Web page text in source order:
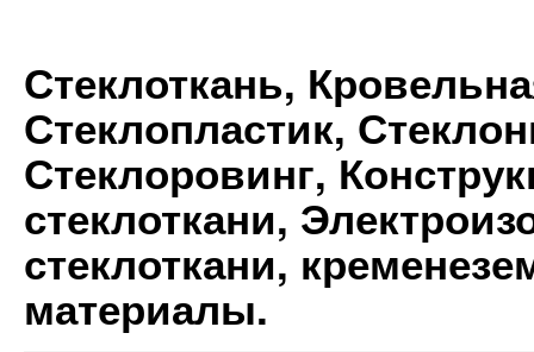
Стеклоткань,
Стеклопластик,
Стеклоровинг,
стеклоткани,
стеклоткани,
материалы.